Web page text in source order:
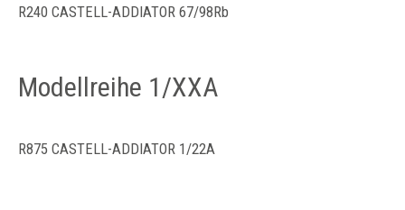
R240 CASTELL-ADDIATOR 67/98Rb
Modellreihe 1/XXA
R875 CASTELL-ADDIATOR 1/22A